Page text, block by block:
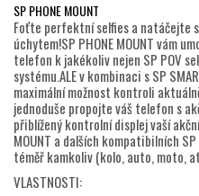
SP PHONE MOUNT
Foťte perfektní selfies a natáčejte s
úchytem!SP PHONE MOUNT vám
telefon k jakékoliv nejen SP POV
systému.ALE v kombinaci s SP
maximální možnost kontroli
jednoduše propojte váš telefon s
přiblížený kontrolní displej vaší
MOUNT a dalších kompatibilních
téměř kamkoliv (kolo, auto, moto,
VLASTNOSTI: